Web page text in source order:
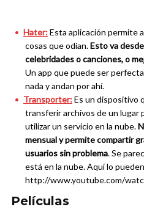
Hater:Esta aplicación permite
cosas que odian.Esto va
celebridades o canciones, o
Un app que puede ser
nada y andan por ahí.
Transporter:Es un dispositivo
transferir archivos de un lugar
utilizar un servicio en la nube.
mensual y permite compartir
usuarios sin problema. Se
está en la nube. Aquí lo
http://www.youtube.com/
Películas